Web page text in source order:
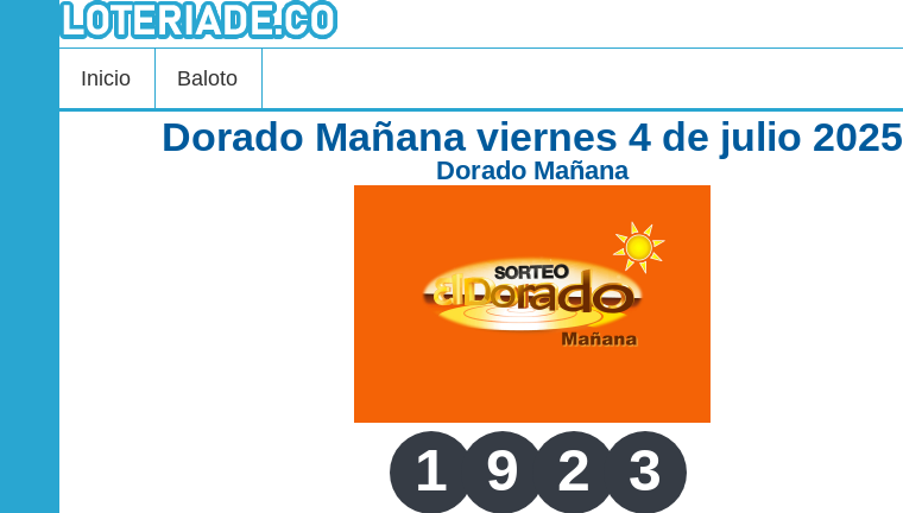
Inicio Baloto
Dorado Mañana viernes 4 de julio 2025
Dorado Mañana
1 9 2 3